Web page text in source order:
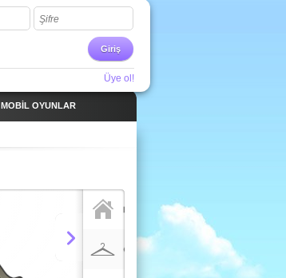
Şifre
Giriş
Üye ol!
MOBIL OYUNLAR